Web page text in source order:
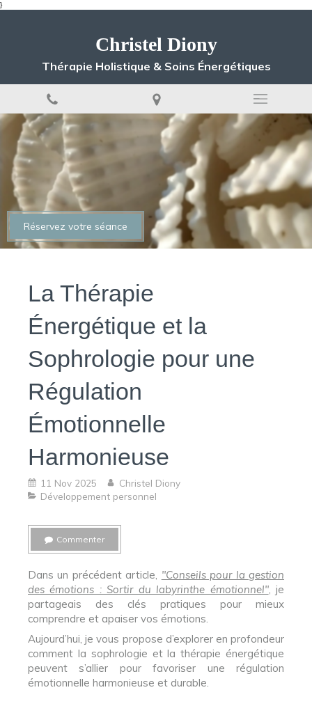
}
Christel Diony
Thérapie Holistique & Soins Énergétiques
Réservez votre séance
La Thérapie
Énergétique et la
Sophrologie pour une
Régulation
Émotionnelle
Harmonieuse
11 Nov 2025
Christel Diony
Développement personnel
Commenter
Dans un précédent article, "Conseils pour la gestion
des émotions : Sortir du labyrinthe émotionnel", je
partageais des clés pratiques pour mieux
comprendre et apaiser vos émotions.
Aujourd’hui, je vous propose d’explorer en profondeur
comment la sophrologie et la thérapie énergétique
peuvent s’allier pour favoriser une régulation
émotionnelle harmonieuse et durable.